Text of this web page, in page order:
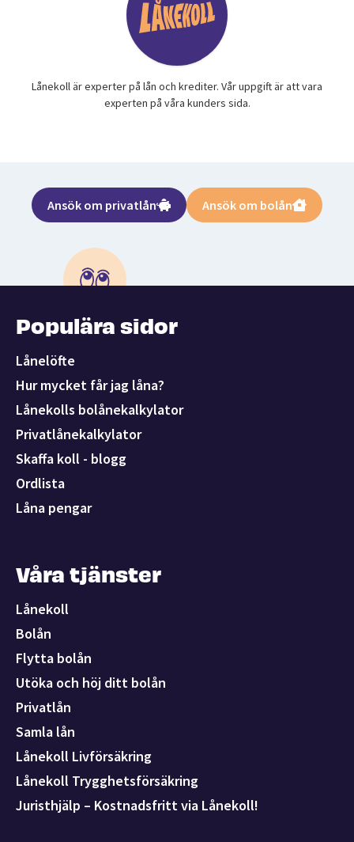
Lånekoll är experter på lån och krediter. Vår uppgift är att vara
experten på våra kunders sida.
Ansök om privatlån Ansök om bolån
Populära sidor
Lånelöfte
Hur mycket får jag låna?
Lånekolls bolånekalkylator
Privatlånekalkylator
Skaffa koll - blogg
Ordlista
Låna pengar
Våra tjänster
Lånekoll
Bolån
Flytta bolån
Utöka och höj ditt bolån
Privatlån
Samla lån
Lånekoll Livförsäkring
Lånekoll Trygghetsförsäkring
Juristhjälp – Kostnadsfritt via Lånekoll!